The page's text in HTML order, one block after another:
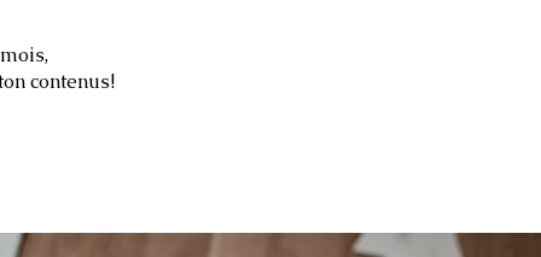
rythme.
contenus!